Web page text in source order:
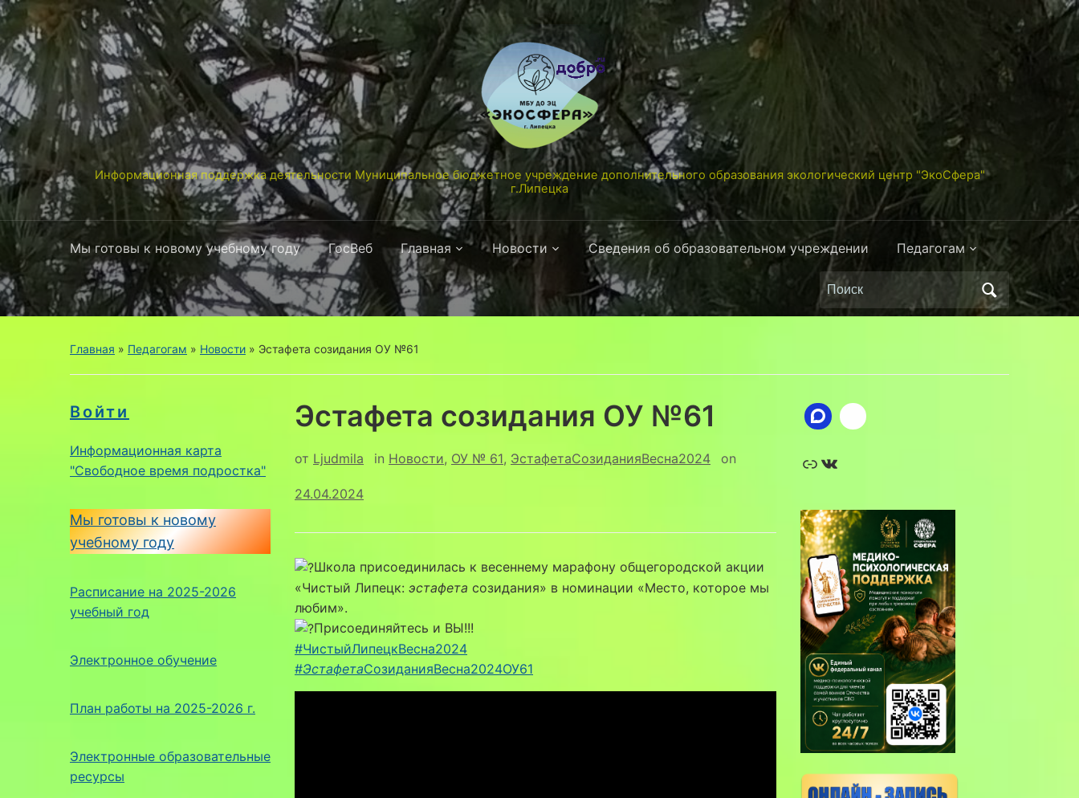
Информационная поддержка деятельности Муниципальное бюджетное учреждение дополнительного образования экологический центр "ЭкоСфера"
г.Липецка
Мы готовы к новому учебному году ГосВеб Главная Новости Сведения об образовательном учреждении Педагогам
Поиск
по:
Главная » Педагогам » Новости » Эстафета созидания ОУ №61
Войти
Информационная карта
"Свободное время подростка"
Мы готовы к новому
учебному году
Расписание на 2025-2026
учебный год
Электронное обучение
План работы на 2025-2026 г.
Электронные образовательные
ресурсы
Эстафета созидания ОУ №61
от Ljudmila in Новости, ОУ № 61, ЭстафетаСозиданияВесна2024 on
24.04.2024
Школа присоединилась к весеннему марафону общегородской акции
«Чистый Липецк: эстафета созидания» в номинации «Место, которое мы
любим».
Присоединяйтесь и ВЫ!!!
#ЧистыйЛипецкВесна2024
#ЭстафетаСозиданияВесна2024ОУ61
Ссылка